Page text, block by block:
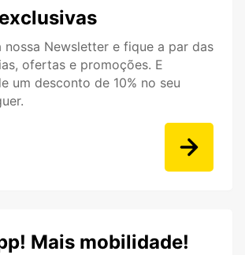
nossa Newsletter e fique a par das
ofertas e promoções. E
um desconto de 10% no seu
Mais mobilidade!